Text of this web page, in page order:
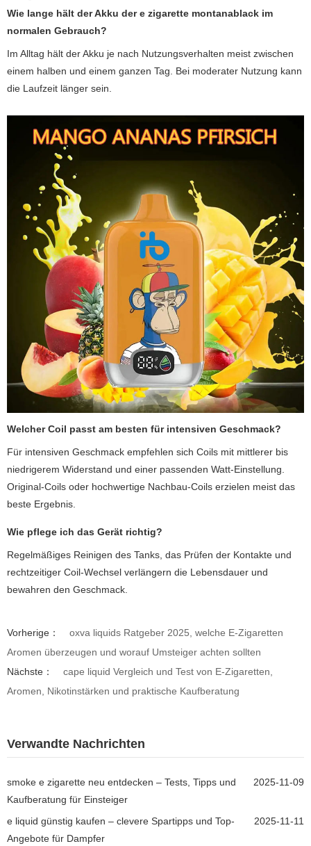
Wie lange hält der Akku dere zigarette montanablack im
normalen Gebrauch?
Im Alltag hält der Akku je nach Nutzungsverhalten meist zwischen
einem halben und einem ganzen Tag. Bei moderater Nutzung kann
die Laufzeit länger sein.
Welcher Coil passt am besten für intensiven Geschmack?
Für intensiven Geschmack empfehlen sich Coils mit mittlerer bis
niedrigerem Widerstand und einer passenden Watt-Einstellung.
Original-Coils oder hochwertige Nachbau-Coils erzielen meist das
beste Ergebnis.
Wie pflege ich das Gerät richtig?
Regelmäßiges Reinigen des Tanks, das Prüfen der Kontakte und
rechtzeitiger Coil-Wechsel verlängern die Lebensdauer und
bewahren den Geschmack.
Vorherige：
oxva liquids Ratgeber 2025, welche E-Zigaretten
Aromen überzeugen und worauf Umsteiger achten sollten
Nächste：
cape liquid Vergleich und Test von E-Zigaretten,
Aromen, Nikotinstärken und praktische Kaufberatung
Verwandte Nachrichten
2025-11-09
smoke e zigarette neu entdecken – Tests, Tipps und
Kaufberatung für Einsteiger
2025-11-11
e liquid günstig kaufen – clevere Spartipps und Top-
Angebote für Dampfer